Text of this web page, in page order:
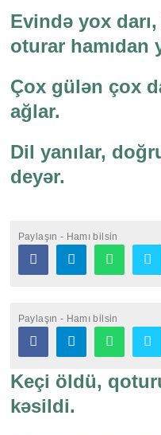
Evində yox
oturar hamıdan
Çox gülən çox
ağlar.
Dil yanılar,
deyər.
Paylaşın - Hamı bilsin
Paylaşın - Hamı bilsin
Keçi öldü,
kəsildi.